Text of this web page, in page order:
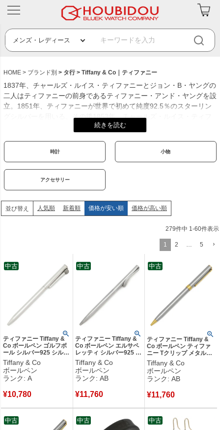
HOME ブランド別 タ行 Tiffany & Co｜ティファニー
1837年、チャールズ・ルイス・ティファニーとジョン・B・ヤングの
二人はティファニーの前身であるティファニー・アンド・ヤングを設
立。1851年、ティファニーが世界で初めて純度92.5％のスターリン
グシルバーを用いる。その後1853年、チャールズ・ルイス・ティフ
ァニーは会社の全権を握り、社名を今のTiffany & Co.に改称した。
ロマ・ピカソなどのデザイナーとのダブルネームで次々と新作を発
せの象徴として今も多くの女性を魅了。ティファニーは、幅広い品質
と価格帯の商品を取り扱っており、そのことでショッピングに夢を与
えている。
創業年：1837年
発祥地：アメリカ
時計 小物
アクセサリー
並び替え 人気順 新着順 価格が安い順 価格が高い順
279件中 1-60件表示
1 2 … 5
ティファニー Tiffany &
Co ボールペン ゴルフボ
ール シルバー925 シルバ
ー Ag925 SV925 スター
リングシルバー インク切
れ 【箱】 【中古】中古
美品
Tiffany & Co
ボールペン
ランク: A
¥10,780
中古
ティファニー Tiffany &
Co ボールペン エルサペ
レッティ シルバー925 シ
ルバー SV925 スターリ
ングシルバー 黒インク
筆記確認済 ツイスト式
【中古】中古品
Tiffany & Co
ボールペン
ランク: AB
¥11,760
中古
ティファニー Tiffany &
Co ボールペン ティファ
ニー Tクリップ メタル
GP シルバーXゴールド
インク切れ ツイスト式
【中古】中古品
Tiffany & Co
ボールペン
ランク: AB
¥11,760
中古
中古 中古 中古